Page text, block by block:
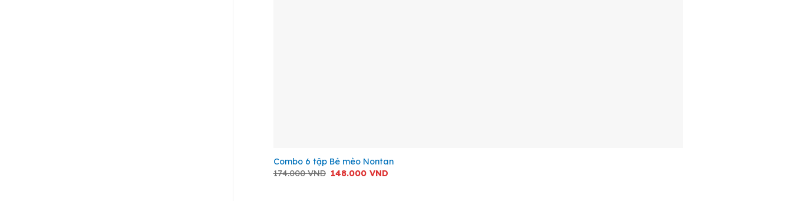
Combo 6 tập Bé mèo Nontan
174.000VND Giá
148.000 VNDGiá